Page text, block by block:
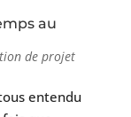
au
de projet
entendu